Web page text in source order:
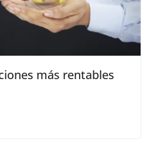
más rentables